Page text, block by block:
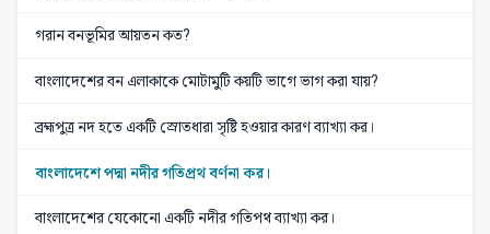
গরান বনভূমির আয়তন কত?
বাংলাদেশের বন এলাকাকে মোটামুটি কয়টি ভাগে ভাগ করা যায়?
ব্রহ্মপুত্র নদ হতে একটি স্রোতধারা সৃষ্টি হওয়ার কারণ ব্যাখ্যা কর।
বাংলাদেশে পদ্মা নদীর গতিপ্রথ বর্ণনা কর।
বাংলাদেশের যেকোনো একটি নদীর গতিপথ ব্যাখ্যা কর।